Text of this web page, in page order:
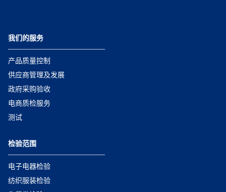
我们的服务
产品质量控制
供应商管理及发展
政府采购验收
电商质检服务
测试
检验范围
电子电器检验
纺织服装检验